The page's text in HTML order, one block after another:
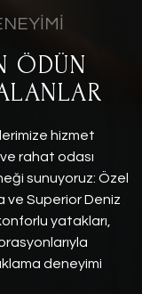
ÖDÜN
hizmet
rahat odası
sunuyoruz: Özel
ve Superior Deniz
yatakları,
deneyimi